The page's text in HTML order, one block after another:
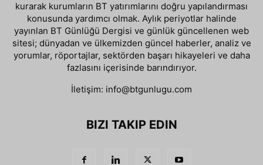
kurarak kurumların BT yatırımlarını doğru yapılandırması
konusunda yardımcı olmak. Aylık periyotlar halinde
yayınlan BT Günlüğü Dergisi ve günlük güncellenen web
sitesi; dünyadan ve ülkemizden güncel haberler, analiz ve
yorumlar, röportajlar, sektörden başarı hikayeleri ve daha
fazlasını içerisinde barındırıyor.
İletişim: info@btgunlugu.com
BIZI TAKIP EDIN